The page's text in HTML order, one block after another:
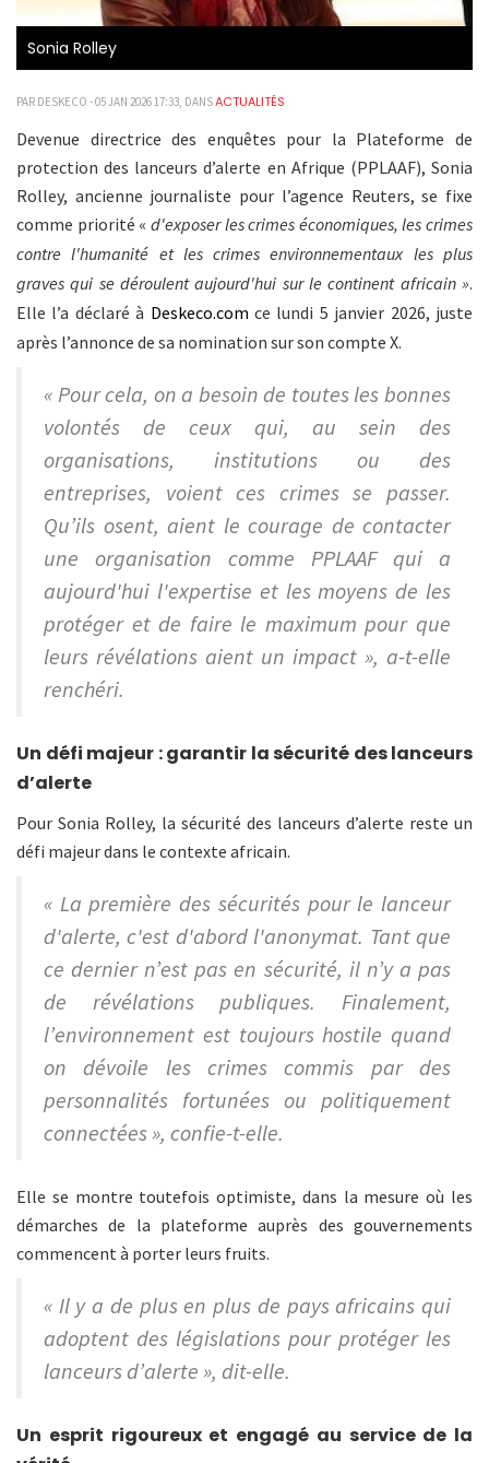
Sonia Rolley
PAR DESKECO - 05 JAN 2026 17:33, DANSACTUALITÉS
Devenue directrice des enquêtes pour la Plateforme de
protection des lanceurs d’alerte en Afrique (PPLAAF), Sonia
Rolley, ancienne journaliste pour l’agence Reuters, se fixe
comme priorité « d'exposer les crimes économiques, les crimes
contre l'humanité et les crimes environnementaux les plus
graves qui se déroulent aujourd'hui sur le continent africain ».
Elle l’a déclaré à Deskeco.com ce lundi 5 janvier 2026, juste
après l’annonce de sa nomination sur son compte X.
« Pour cela, on a besoin de toutes les bonnes
volontés de ceux qui, au sein des
organisations, institutions ou des
entreprises, voient ces crimes se passer.
Qu’ils osent, aient le courage de contacter
une organisation comme PPLAAF qui a
aujourd'hui l'expertise et les moyens de les
protéger et de faire le maximum pour que
leurs révélations aient un impact », a-t-elle
renchéri.
Un défi majeur : garantir la sécurité des lanceurs
d’alerte
Pour Sonia Rolley, la sécurité des lanceurs d’alerte reste un
défi majeur dans le contexte africain.
« La première des sécurités pour le lanceur
d'alerte, c'est d'abord l'anonymat. Tant que
ce dernier n’est pas en sécurité, il n’y a pas
de révélations publiques. Finalement,
l’environnement est toujours hostile quand
on dévoile les crimes commis par des
personnalités fortunées ou politiquement
connectées », confie-t-elle.
Elle se montre toutefois optimiste, dans la mesure où les
démarches de la plateforme auprès des gouvernements
commencent à porter leurs fruits.
« Il y a de plus en plus de pays africains qui
adoptent des législations pour protéger les
lanceurs d’alerte », dit-elle.
Un esprit rigoureux et engagé au service de la